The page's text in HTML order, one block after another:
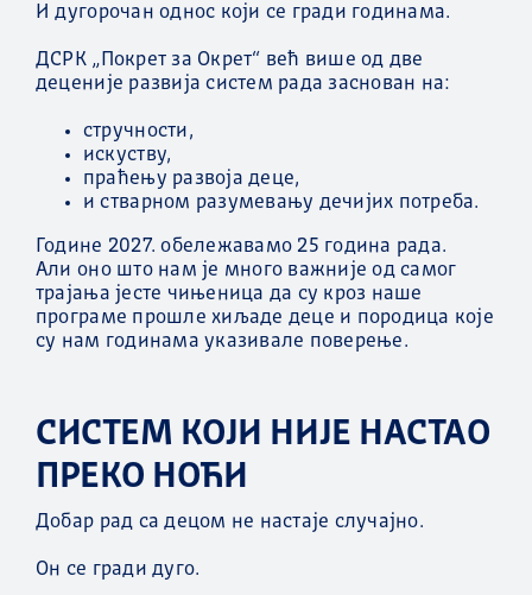
И дугорочан однос који се гради годинама.
ДСРК „Покрет за Окрет“ већ више од две
деценије развија систем рада заснован на:
стручности,
искуству,
праћењу развоја деце,
и стварном разумевању дечијих потреба.
Године 2027. обележавамо 25 година рада.
Али оно што нам је много важније од самог
трајања јесте чињеница да су кроз наше
програме прошле хиљаде деце и породица које
су нам годинама указивале поверење.
СИСТЕМ КОЈИ НИЈЕ НАСТАО
ПРЕКО НОЋИ
Добар рад са децом не настаје случајно.
Он се гради дуго.